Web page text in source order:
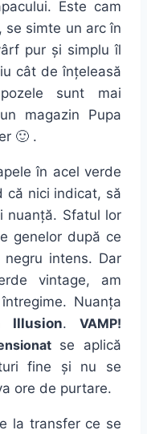
Este cam
se simte un arc în
pur și simplu îl
cât de înțeleasă
sunt mai
magazin Pupa
🙂 .
în acel verde
că nici indicat, să
nuanță. Sfatul lor
genelor după ce
intens. Dar
vintage, am
Nuanța
Illusion. VAMP!
se aplică
fine și nu se
ore de purtare.
la transfer ce se